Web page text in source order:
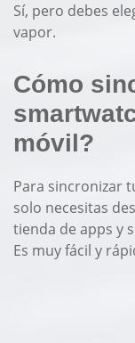
Sí, pero debes
vapor.
Cómo
móvil?
Para sincronizar
solo necesitas
tienda de apps y
Es muy fácil y